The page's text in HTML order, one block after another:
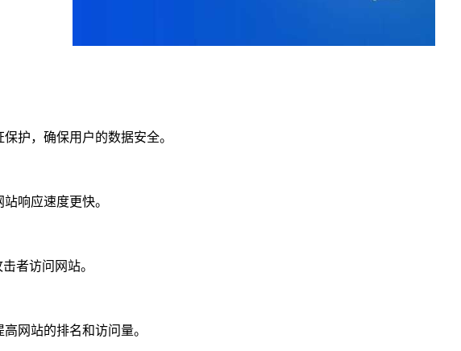
护，确保用户的数据安全。
响应速度更快。
者访问网站。
网站的排名和访问量。